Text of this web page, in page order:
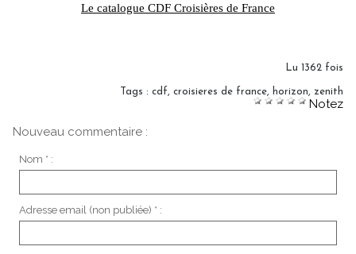
Le catalogue CDF Croisières de France
Lu 1362 fois
Tags : cdf croisieres de france horizon zenith
Notez
Nouveau commentaire :
Nom * :
Adresse email (non publiée) * :